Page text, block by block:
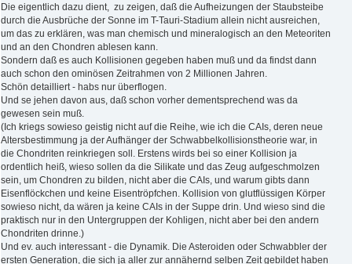
Die eigentlich dazu dient, zu zeigen, daß die Aufheizungen der Staubsteibe
durch die Ausbrüche der Sonne im T-Tauri-Stadium allein nicht ausreichen,
um das zu erklären, was man chemisch und mineralogisch an den Meteoriten
und an den Chondren ablesen kann.
Sondern daß es auch Kollisionen gegeben haben muß und da findst dann
auch schon den ominösen Zeitrahmen von 2 Millionen Jahren.
Schön detailliert - habs nur überflogen.
Und se jehen davon aus, daß schon vorher dementsprechend was da
gewesen sein muß.
(Ich kriegs sowieso geistig nicht auf die Reihe, wie ich die CAIs, deren neue
Altersbestimmung ja der Aufhänger der Schwabbelkollisionstheorie war, in
die Chondriten reinkriegen soll. Erstens wirds bei so einer Kollision ja
ordentlich heiß, wieso sollen da die Silikate und das Zeug aufgeschmolzen
sein, um Chondren zu bilden, nicht aber die CAIs, und warum gibts dann
Eisenflöckchen und keine Eisentröpfchen. Kollision von glutflüssigen Körper
sowieso nicht, da wären ja keine CAIs in der Suppe drin. Und wieso sind die
praktisch nur in den Untergruppen der Kohligen, nicht aber bei den andern
Chondriten drinne.)
Und ev. auch interessant - die Dynamik. Die Asteroiden oder Schwabbler der
ersten Generation, die sich ja aller zur annähernd selben Zeit gebildet haben